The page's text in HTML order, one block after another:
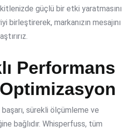
güçlü bir etki yaratmasını
birleştirerek, markanızın mesajını
Performans
sürekli ölçümleme ve
bağlıdır. Whisperfuss, tüm